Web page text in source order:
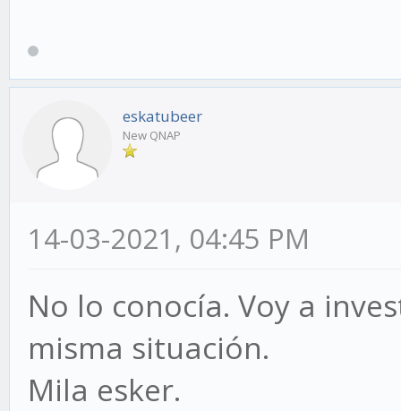
eskatubeer
New QNAP
14-03-2021, 04:45 PM
No lo conocía. Voy a
misma situación.
Mila esker.